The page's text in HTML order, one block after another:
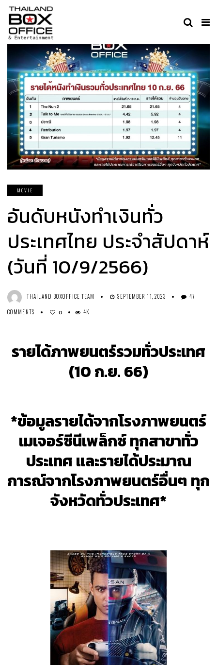
MOVIE
อันดับหนังทำเงินทั่ว
ประเทศไทย ประจำสัปดาห์
(วันที่ 10/9/2566)
THAILAND BOXOFFICE TEAM SEPTEMBER 11, 2023
47
COMMENTS
0 4K
รายได้ภาพยนตร์รวมทั่วประเทศ
(10 ก.ย. 66)
*ข้อมูลรายได้จากโรงภาพยนตร์
เมเจอร์ซีนีเพล็กซ์ ทุกสาขาทั่ว
ประเทศ และรายได้ประมาณ
การณ์จากโรงภาพยนตร์อื่นๆ ทุก
จังหวัดทั่วประเทศ*